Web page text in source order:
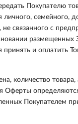
Покупателю
личного, семейного,
не связанного с
размещенных
принять и оплатить
количество
Оферты
Покупателем